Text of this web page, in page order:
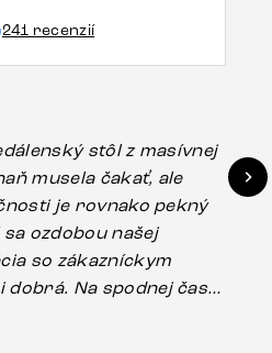
241 recenzií
stôl z masívnej
musela čakať, ale
je rovnako pekný
ozdobou našej
so zákazníckym
dobrá. Na spodnej časti
pravdepodobne